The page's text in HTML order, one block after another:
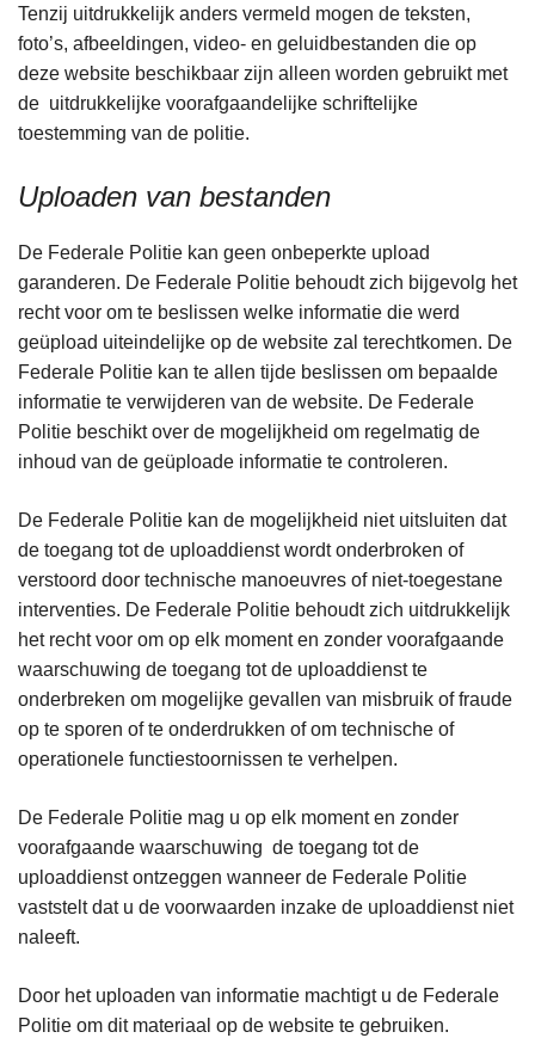
Tenzij uitdrukkelijk anders vermeld mogen de teksten,
foto’s, afbeeldingen, video- en geluidbestanden die op
deze website beschikbaar zijn alleen worden gebruikt met
de uitdrukkelijke voorafgaandelijke schriftelijke
toestemming van de politie.
Uploaden van bestanden
De Federale Politie kan geen onbeperkte upload
garanderen. De Federale Politie behoudt zich bijgevolg het
recht voor om te beslissen welke informatie die werd
geüpload uiteindelijke op de website zal terechtkomen. De
Federale Politie kan te allen tijde beslissen om bepaalde
informatie te verwijderen van de website. De Federale
Politie beschikt over de mogelijkheid om regelmatig de
inhoud van de geüploade informatie te controleren.
De Federale Politie kan de mogelijkheid niet uitsluiten dat
de toegang tot de uploaddienst wordt onderbroken of
verstoord door technische manoeuvres of niet-toegestane
interventies. De Federale Politie behoudt zich uitdrukkelijk
het recht voor om op elk moment en zonder voorafgaande
waarschuwing de toegang tot de uploaddienst te
onderbreken om mogelijke gevallen van misbruik of fraude
op te sporen of te onderdrukken of om technische of
operationele functiestoornissen te verhelpen.
De Federale Politie mag u op elk moment en zonder
voorafgaande waarschuwing de toegang tot de
uploaddienst ontzeggen wanneer de Federale Politie
vaststelt dat u de voorwaarden inzake de uploaddienst niet
naleeft.
Door het uploaden van informatie machtigt u de Federale
Politie om dit materiaal op de website te gebruiken.